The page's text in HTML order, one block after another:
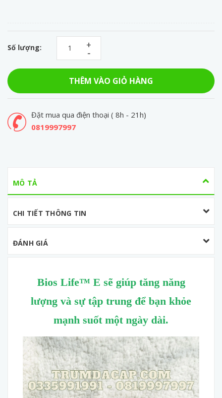
Số lượng: -
+
THÊM VÀO GIỎ HÀNG
Đặt mua qua điện thoại ( 8h - 21h)
0819997997
MÔ TẢ
CHI TIẾT THÔNG TIN
ĐÁNH GIÁ
Bios Life™ E sẽ giúp tăng năng
lượng và sự tập trung để bạn khỏe
mạnh suốt một ngày dài.